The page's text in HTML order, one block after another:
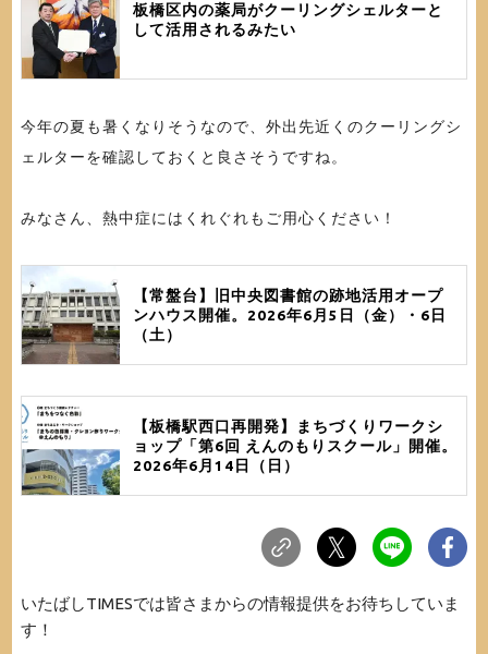
板橋区内の薬局がクーリングシェルターと
して活用されるみたい
今年の夏も暑くなりそうなので、外出先近くのクーリングシ
ェルターを確認しておくと良さそうですね。
みなさん、熱中症にはくれぐれもご用心ください！
【常盤台】旧中央図書館の跡地活用オープ
ンハウス開催。2026年6月5日（金）・6日
（土）
【板橋駅西口再開発】まちづくりワークシ
ョップ「第6回 えんのもりスクール」開催。
2026年6月14日（日）
いたばしTIMESでは皆さまからの情報提供をお待ちしていま
す！